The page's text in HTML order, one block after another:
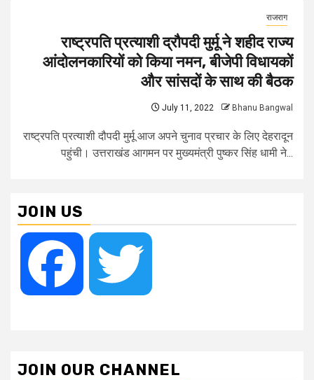
राजराग
राष्ट्रपति प्रत्याशी द्रौपदी मुर्मू ने शहीद राज्य
आंदोलनकारियों को किया नमन, बीजेपी विधायकों
और सांसदों के साथ की बैठक
July 11, 2022 Bhanu Bangwal
राष्ट्रपति प्रत्याशी दौपदी मुर्मू आज अपने चुनाव प्रचार के लिए देहरादून
पहुंची। उत्तराखंड आगमन पर मुख्यमंत्री पुष्कर सिंह धामी ने...
JOIN US
Facebook
JOIN OUR CHANNEL